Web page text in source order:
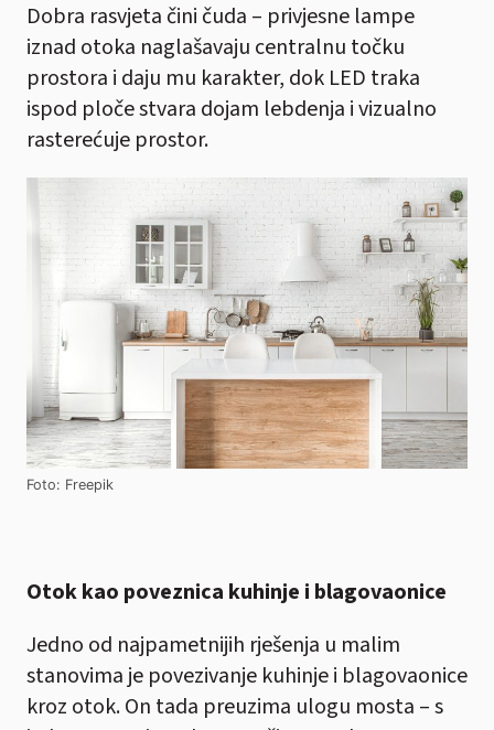
Dobra rasvjeta čini čuda – privjesne lampe
iznad otoka naglašavaju centralnu točku
prostora i daju mu karakter, dok LED traka
ispod ploče stvara dojam lebdenja i vizualno
rasterećuje prostor.
Foto: Freepik
Otok kao poveznica kuhinje i blagovaonice
Jedno od najpametnijih rješenja u malim
stanovima je povezivanje kuhinje i blagovaonice
kroz otok. On tada preuzima ulogu mosta – s